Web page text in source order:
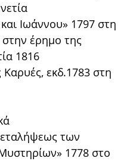
Ιωάννου» 1797 στη
στην έρημο της
1816
Καρυές, εκδ.1783 στη
των
1778 στο